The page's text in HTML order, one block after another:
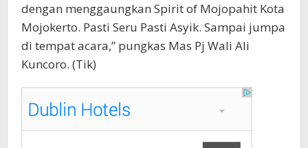
dengan menggaungkan Spirit of Mojopahit Kota
Mojokerto. Pasti Seru Pasti Asyik. Sampai jumpa
di tempat acara,” pungkas Mas Pj Wali Ali
Kuncoro. (Tik)